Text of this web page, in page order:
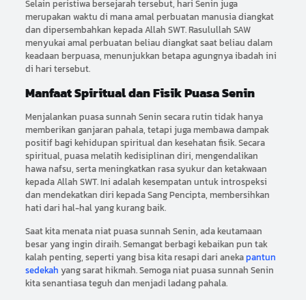
Selain peristiwa bersejarah tersebut, hari Senin juga
merupakan waktu di mana amal perbuatan manusia diangkat
dan dipersembahkan kepada Allah SWT. Rasulullah SAW
menyukai amal perbuatan beliau diangkat saat beliau dalam
keadaan berpuasa, menunjukkan betapa agungnya ibadah ini
di hari tersebut.
Manfaat Spiritual dan Fisik Puasa Senin
Menjalankan puasa sunnah Senin secara rutin tidak hanya
memberikan ganjaran pahala, tetapi juga membawa dampak
positif bagi kehidupan spiritual dan kesehatan fisik. Secara
spiritual, puasa melatih kedisiplinan diri, mengendalikan
hawa nafsu, serta meningkatkan rasa syukur dan ketakwaan
kepada Allah SWT. Ini adalah kesempatan untuk introspeksi
dan mendekatkan diri kepada Sang Pencipta, membersihkan
hati dari hal-hal yang kurang baik.
Saat kita menata niat puasa sunnah Senin, ada keutamaan
besar yang ingin diraih. Semangat berbagi kebaikan pun tak
kalah penting, seperti yang bisa kita resapi dari anekapantun
sedekah yang sarat hikmah. Semoga niat puasa sunnah Senin
kita senantiasa teguh dan menjadi ladang pahala.